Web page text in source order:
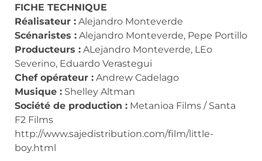
FICHE TECHNIQUE
Réalisateur : Alejandro Monteverde
Scénaristes : Alejandro Monteverde, Pepe Portillo
Producteurs : ALejandro Monteverde, LEo
Severino, Eduardo Verastegui
Chef opérateur : Andrew Cadelago
Musique : Shelley Altman
Société de production : Metanioa Films / Santa
F2 Films
http://www.sajedistribution.com/film/little-
boy.html